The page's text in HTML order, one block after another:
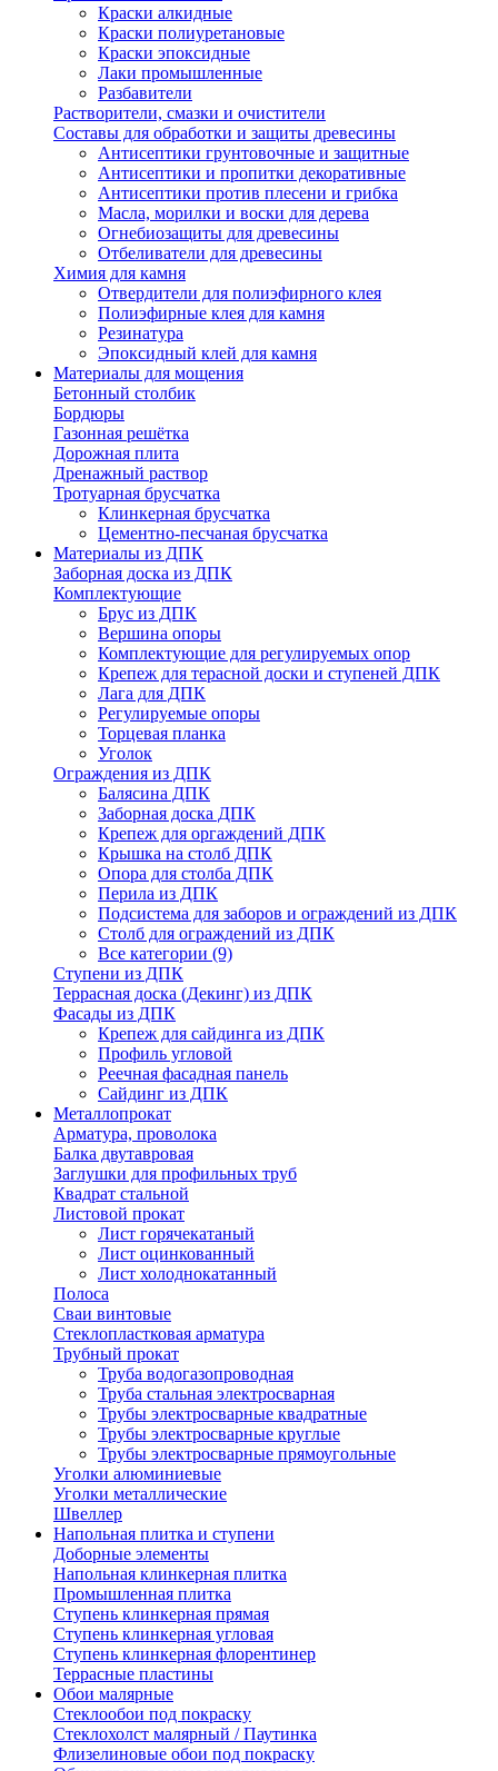
Краски алкидные
Краски полиуретановые
Краски эпоксидные
Лаки промышленные
Разбавители
Растворители, смазки и очистители
Составы для обработки и защиты древесины
Антисептики грунтовочные и защитные
Антисептики и пропитки декоративные
Антисептики против плесени и грибка
Масла, морилки и воски для дерева
Огнебиозащиты для древесины
Отбеливатели для древесины
Химия для камня
Отвердители для полиэфирного клея
Полиэфирные клея для камня
Резинатура
Эпоксидный клей для камня
Материалы для мощения
Бетонный столбик
Бордюры
Газонная решётка
Дорожная плита
Дренажный раствор
Тротуарная брусчатка
Клинкерная брусчатка
Цементно-песчаная брусчатка
Материалы из ДПК
Заборная доска из ДПК
Комплектующие
Брус из ДПК
Вершина опоры
Комплектующие для регулируемых опор
Крепеж для терасной доски и ступеней ДПК
Лага для ДПК
Регулируемые опоры
Торцевая планка
Уголок
Ограждения из ДПК
Балясина ДПК
Заборная доска ДПК
Крепеж для оргаждений ДПК
Крышка на столб ДПК
Опора для столба ДПК
Перила из ДПК
Подсистема для заборов и ограждений из ДПК
Столб для ограждений из ДПК
Все категории (9)
Ступени из ДПК
Террасная доска (Декинг) из ДПК
Фасады из ДПК
Крепеж для сайдинга из ДПК
Профиль угловой
Реечная фасадная панель
Сайдинг из ДПК
Металлопрокат
Арматура, проволока
Балка двутавровая
Заглушки для профильных труб
Квадрат стальной
Листовой прокат
Лист горячекатаный
Лист оцинкованный
Лист холоднокатанный
Полоса
Сваи винтовые
Стеклопластковая арматура
Трубный прокат
Труба водогазопроводная
Труба стальная электросварная
Трубы электросварные квадратные
Трубы электросварные круглые
Трубы электросварные прямоугольные
Уголки алюминиевые
Уголки металлические
Швеллер
Напольная плитка и ступени
Доборные элементы
Напольная клинкерная плитка
Промышленная плитка
Ступень клинкерная прямая
Ступень клинкерная угловая
Ступень клинкерная флорентинер
Террасные пластины
Обои малярные
Стеклообои под покраску
Стеклохолст малярный / Паутинка
Флизелиновые обои под покраску